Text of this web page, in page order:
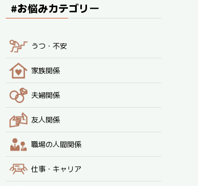
#お悩みカテゴリー
うつ・不安
家族関係
夫婦関係
友人関係
職場の人間関係
仕事・キャリア